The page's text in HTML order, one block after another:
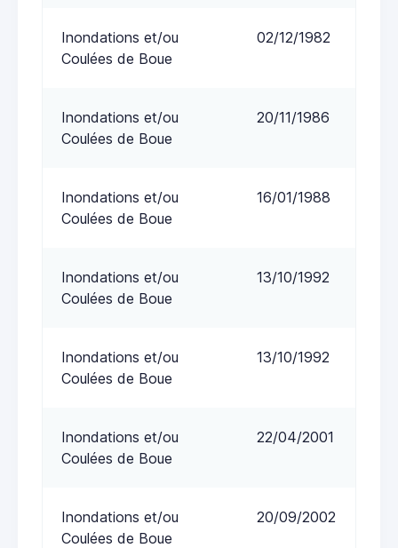
Inondations et/ou
Coulées de Boue
02/12/1982
Inondations et/ou
Coulées de Boue
20/11/1986
Inondations et/ou
Coulées de Boue
16/01/1988
Inondations et/ou
Coulées de Boue
13/10/1992
Inondations et/ou
Coulées de Boue
13/10/1992
Inondations et/ou
Coulées de Boue
22/04/2001
Inondations et/ou
Coulées de Boue
20/09/2002